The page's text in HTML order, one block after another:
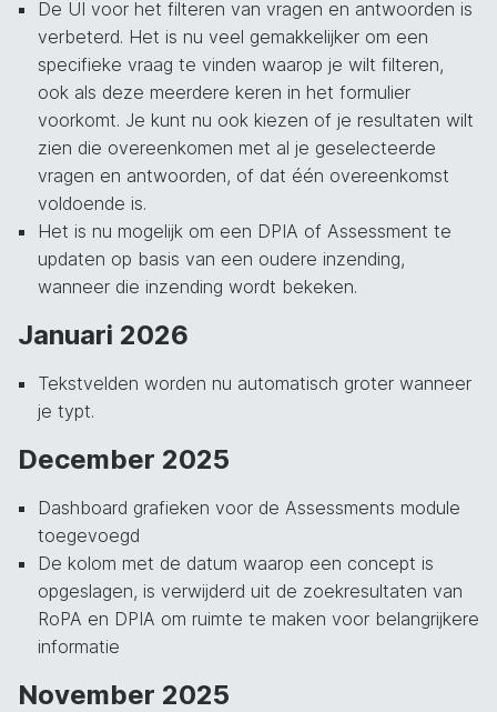
De UI voor het filteren van vragen en antwoorden is
verbeterd. Het is nu veel gemakkelijker om een
specifieke vraag te vinden waarop je wilt filteren,
ook als deze meerdere keren in het formulier
voorkomt. Je kunt nu ook kiezen of je resultaten wilt
zien die overeenkomen met al je geselecteerde
vragen en antwoorden, of dat één overeenkomst
voldoende is.
Het is nu mogelijk om een DPIA of Assessment te
updaten op basis van een oudere inzending,
wanneer die inzending wordt bekeken.
Januari 2026
Tekstvelden worden nu automatisch groter wanneer
je typt.
December 2025
Dashboard grafieken voor de Assessments module
toegevoegd
De kolom met de datum waarop een concept is
opgeslagen, is verwijderd uit de zoekresultaten van
RoPA en DPIA om ruimte te maken voor belangrijkere
informatie
November 2025